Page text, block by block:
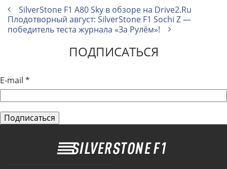
SilverStone F1 A80 Sky в обзоре на Drive2.Ru
Плодотворный август: SilverStone F1 Sochi Z —
победитель теста журнала «За Рулём»!
ПОДПИСАТЬСЯ
E-mail *